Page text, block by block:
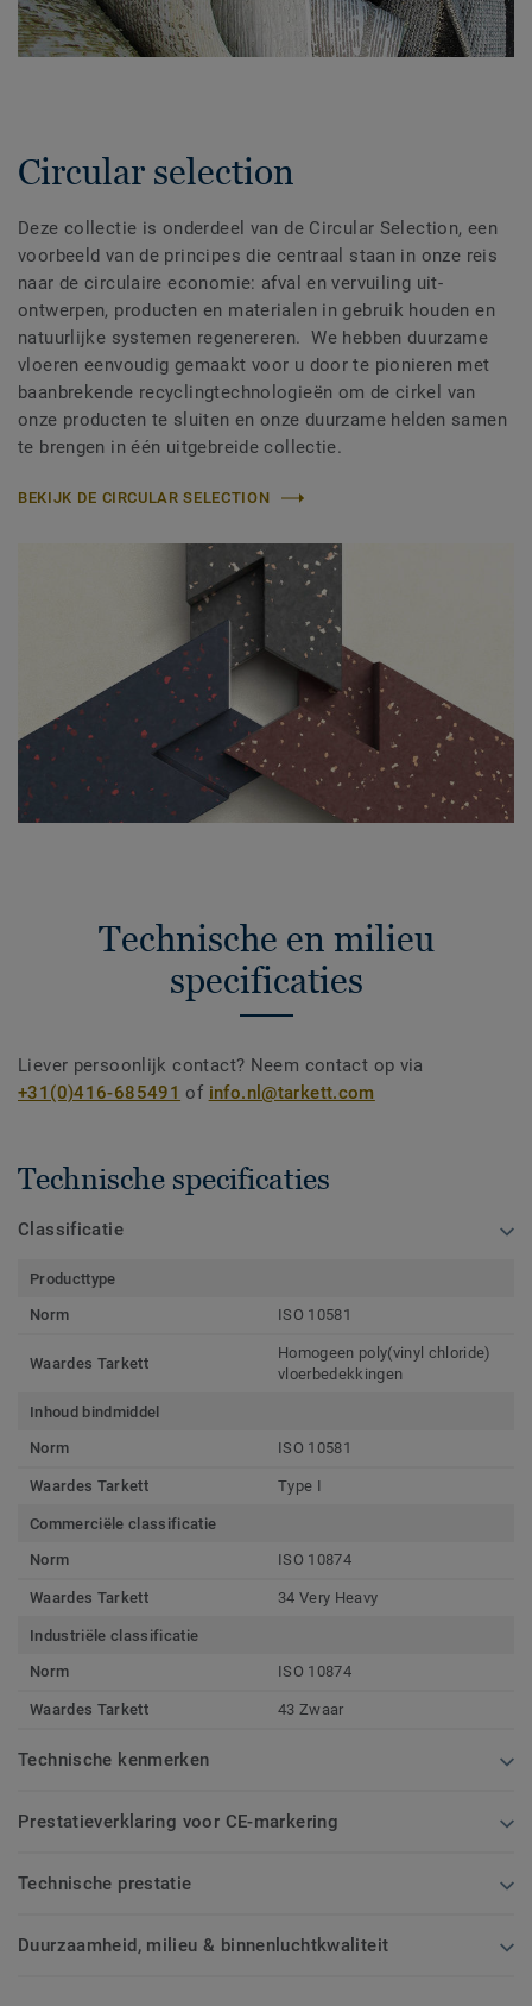
Circular selection
Deze collectie is onderdeel van de Circular Selection, een
voorbeeld van de principes die centraal staan in onze reis
naar de circulaire economie: afval en vervuiling uit-
ontwerpen, producten en materialen in gebruik houden en
natuurlijke systemen regenereren. We hebben duurzame
vloeren eenvoudig gemaakt voor u door te pionieren met
baanbrekende recyclingtechnologieën om de cirkel van
onze producten te sluiten en onze duurzame helden samen
te brengen in één uitgebreide collectie.
BEKIJK DE CIRCULAR SELECTION
Technische en milieu
specificaties
Liever persoonlijk contact? Neem contact op via
+31(0)416-685491 of info.nl@tarkett.com
Technische specificaties
Classificatie
Producttype
Norm
ISO 10581
Waardes Tarkett
Homogeen poly(vinyl chloride)
vloerbedekkingen
Inhoud bindmiddel
Norm
ISO 10581
Waardes Tarkett Type I
Commerciële classificatie
Norm
ISO 10874
Waardes Tarkett 34 Very Heavy
Industriële classificatie
Norm
ISO 10874
Waardes Tarkett 43 Zwaar
Technische kenmerken
Prestatieverklaring voor CE-markering
Technische prestatie
Duurzaamheid, milieu & binnenluchtkwaliteit